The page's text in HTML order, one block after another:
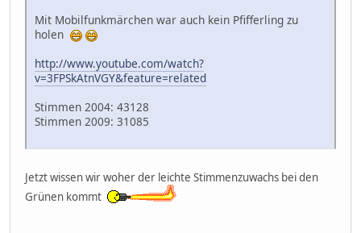
Mit Mobilfunkmärchen war auch kein Pfifferling zu
holen
http://www.youtube.com/watch?
v=3FPSkAtnVGY&feature=related
Stimmen 2004: 43128
Stimmen 2009: 31085
Jetzt wissen wir woher der leichte Stimmenzuwachs bei den
Grünen kommt